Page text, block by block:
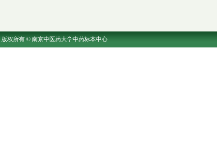
版权所有 © 南京中医药大学中药标本中心